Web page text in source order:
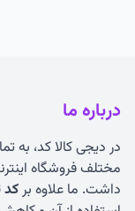
درباره ما
در دیجی کالا کد، به
مختلف فروشگاه
داشت. ما علاوه برکد